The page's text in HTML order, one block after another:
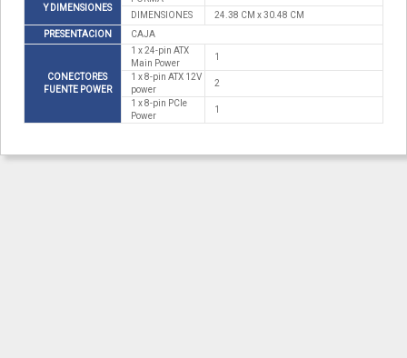
Y DIMENSIONES
DIMENSIONES
24.38 CM x 30.48 CM
PRESENTACION
CAJA
CONECTORES
FUENTE POWER
1 x 24-pin ATX
Main Power
1
1 x 8-pin ATX 12V
power
2
1 x 8-pin PCIe
Power
1